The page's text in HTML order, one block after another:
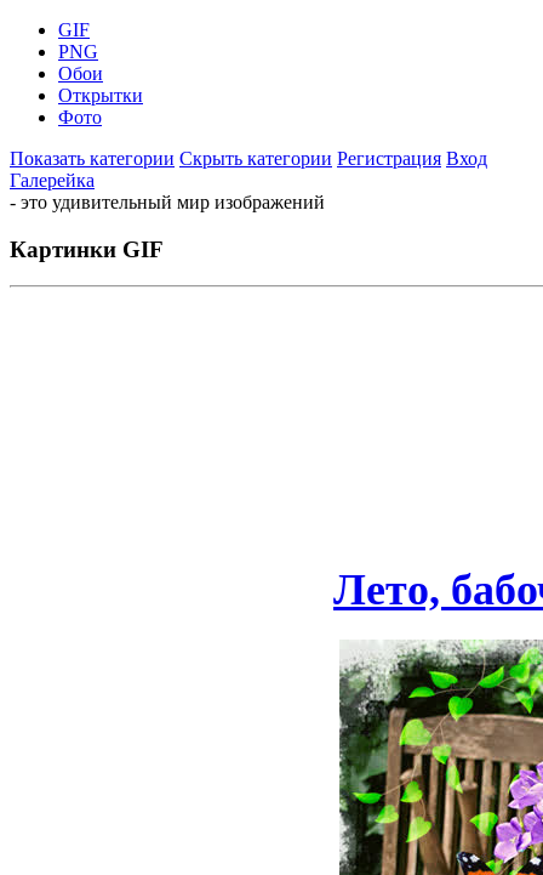
GIF
PNG
Обои
Открытки
Фото
Показать категории Скрыть категории Регистрация Вход
Галерейка
- это удивительный мир изображений
Картинки GIF
Лето,